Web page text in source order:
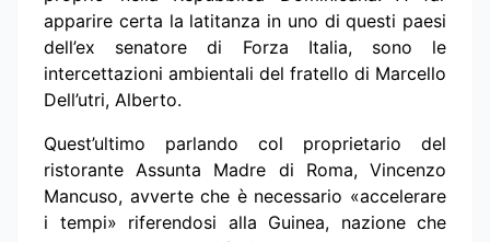
apparire certa la latitanza in uno di questi paesi
dell’ex senatore di Forza Italia, sono le
intercettazioni ambientali del fratello di Marcello
Dell’utri, Alberto.
Quest’ultimo parlando col proprietario del
ristorante Assunta Madre di Roma, Vincenzo
Mancuso, avverte che è necessario «accelerare
i tempi» riferendosi alla Guinea, nazione che